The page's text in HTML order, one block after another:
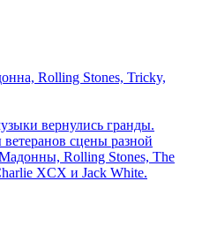
Rolling Stones, Tricky,
вернулись гранды.
сцены разной
Rolling Stones, The
XCX и Jack White.